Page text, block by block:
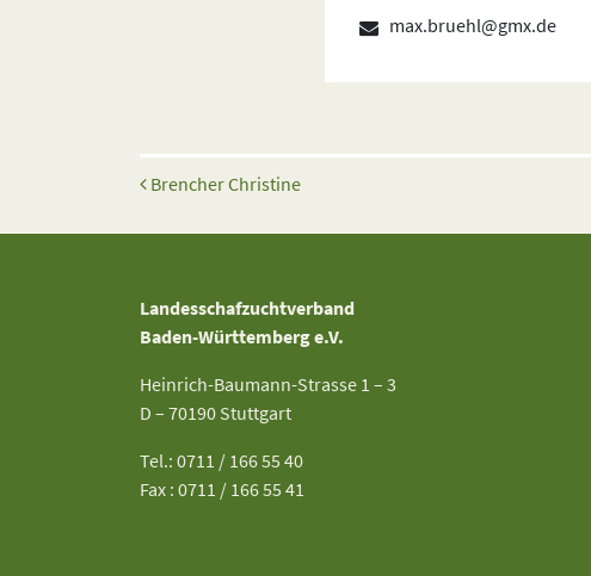
max.bruehl@gmx.de
Beitrags-Navigation
Brencher Christine
Landesschafzuchtverband
Baden-Württemberg e.V.
Heinrich-Baumann-Strasse 1 – 3
D – 70190 Stuttgart
Tel.: 0711 / 166 55 40
Fax : 0711 / 166 55 41